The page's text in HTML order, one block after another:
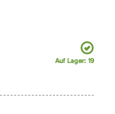
Auf Lager: 19